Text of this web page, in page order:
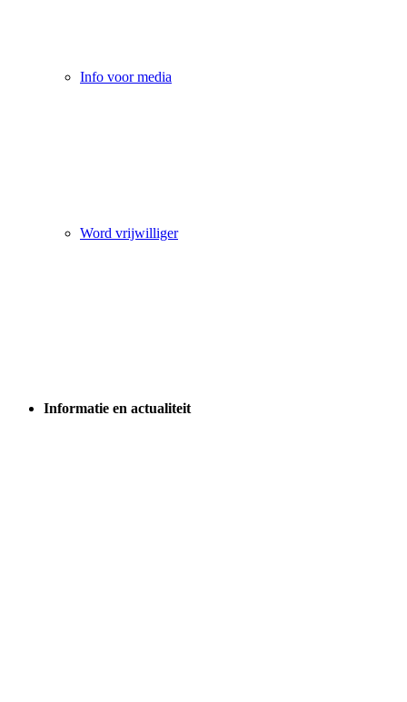
Info voor media
Word vrijwilliger
Informatie en actualiteit